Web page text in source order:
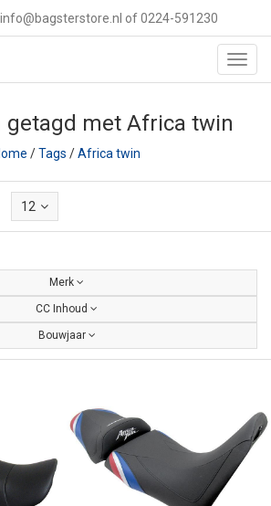
info@bagsterstore.nl of 0224-591230
getagd met Africa twin
/Tags /Africa twin
12
Merk
CC Inhoud
Bouwjaar